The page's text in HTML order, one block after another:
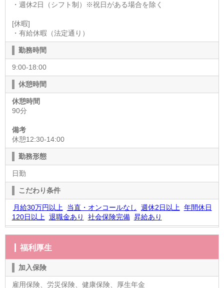
・週休2日（シフト制）※祝日がある場合を除く
[休暇]
・有給休暇（法定通り）
勤務時間
9:00-18:00
休憩時間
休憩時間
90分
備考
休憩12:30-14:00
勤務形態
日勤
こだわり条件
月給30万円以上 当直・オンコールなし 週休2日以上 年間休日
120日以上 退職金あり 社会保険完備 昇給あり
福利厚生
加入保険
雇用保険、労災保険、健康保険、厚生年金